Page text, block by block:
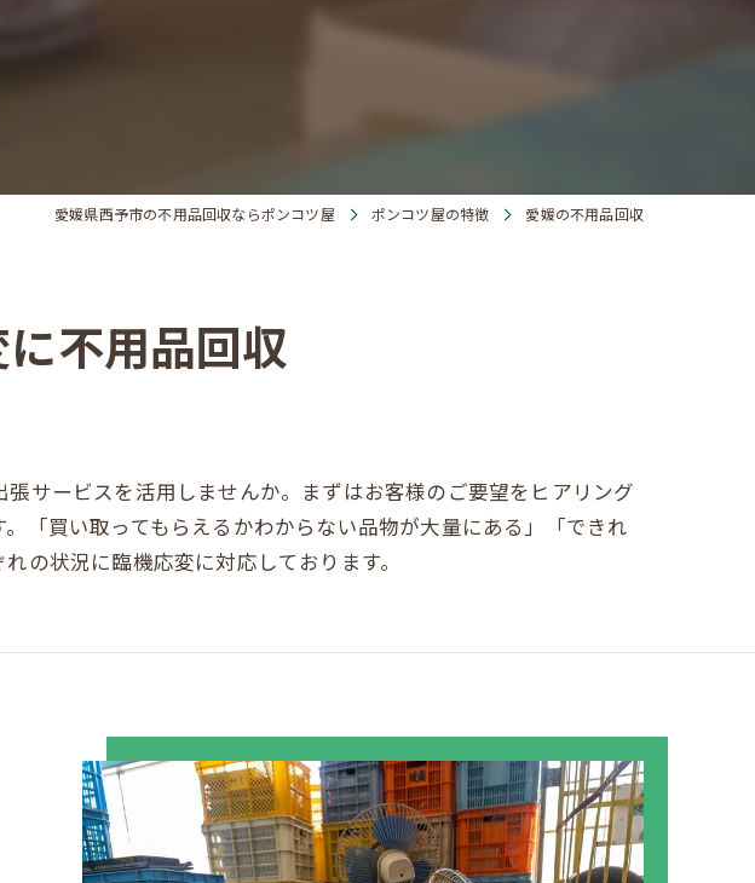
愛媛県西予市の不用品回収ならポンコツ屋 ポンコツ屋の特徴 愛媛の不用品回収
不用品回収
サービスを活用しませんか。まずはお客様のご要望をヒアリング
「買い取ってもらえるかわからない品物が大量にある」「できれ
の状況に臨機応変に対応しております。